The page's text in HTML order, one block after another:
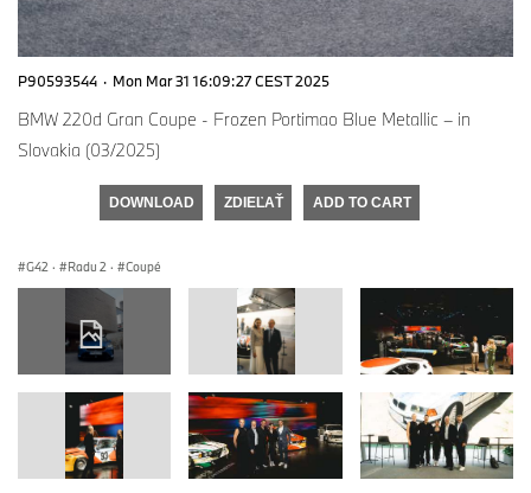
P90593544 · Mon Mar 31 16:09:27 CEST 2025
BMW 220d Gran Coupe - Frozen Portimao Blue Metallic – in
Slovakia (03/2025)
DOWNLOAD ZDIEĽAŤ ADD TO CART
G42 · Radu 2 · Coupé